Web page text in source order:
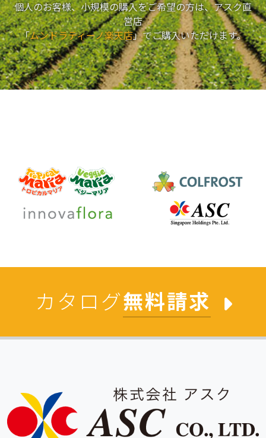
個人のお客様、小規模の購入をご希望の方は、アスク直
営店
「ムンドラティーノ楽天店」でご購入いただけます。
カタログ無料請求